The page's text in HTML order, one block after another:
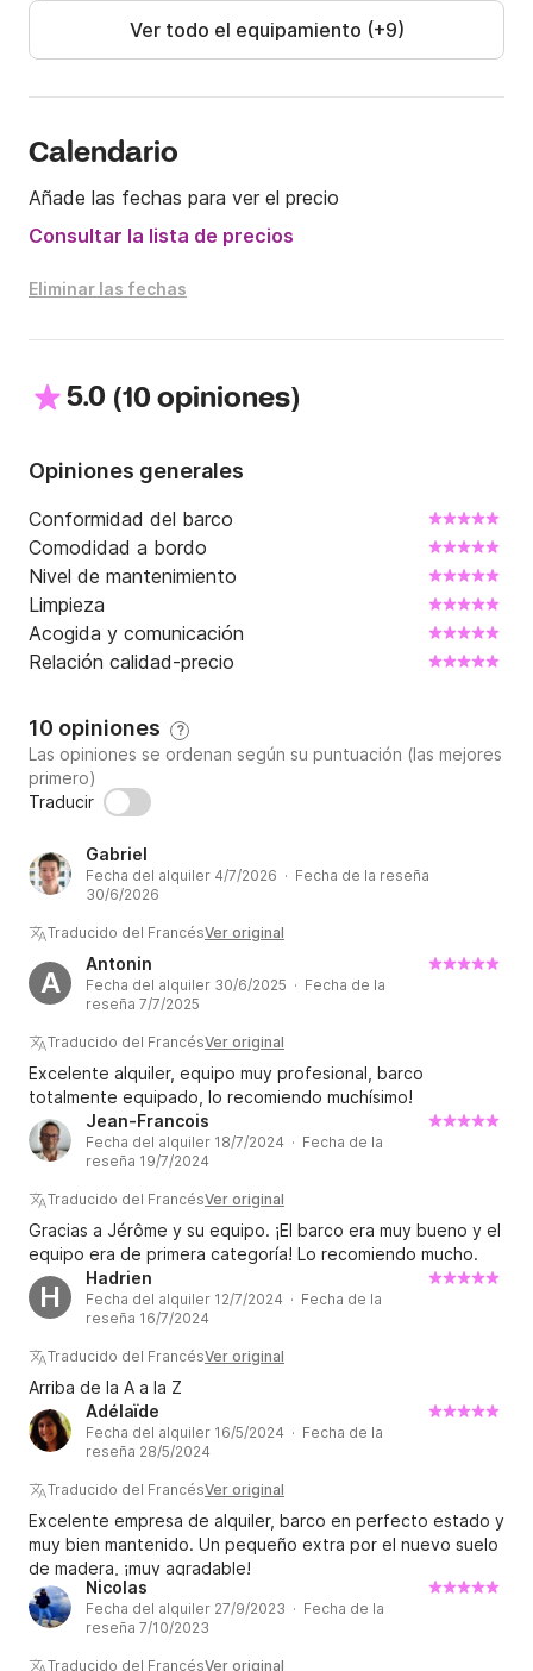
Ver todo el equipamiento (+9)
Calendario
Añade las fechas para ver el precio
Consultar la lista de precios
Eliminar las fechas
5.0 (10 opiniones)
Opiniones generales
Conformidad del barco
Comodidad a bordo
Nivel de mantenimiento
Limpieza
Acogida y comunicación
Relación calidad-precio
10 opiniones ?
Las opiniones se ordenan según su puntuación (las mejores
primero)
Traducir
Gabriel
Fecha del alquiler 4/7/2026 · Fecha de la reseña
30/6/2026
Traducido del FrancésVer original
A
Antonin
Fecha del alquiler 30/6/2025 · Fecha de la
reseña 7/7/2025
Traducido del FrancésVer original
Excelente alquiler, equipo muy profesional, barco
totalmente equipado, lo recomiendo muchísimo!
Jean-Francois
Fecha del alquiler 18/7/2024 · Fecha de la
reseña 19/7/2024
Traducido del FrancésVer original
Gracias a Jérôme y su equipo. ¡El barco era muy bueno y el
equipo era de primera categoría! Lo recomiendo mucho.
H
Hadrien
Fecha del alquiler 12/7/2024 · Fecha de la
reseña 16/7/2024
Traducido del FrancésVer original
Arriba de la A a la Z
Adélaïde
Fecha del alquiler 16/5/2024 · Fecha de la
reseña 28/5/2024
Traducido del FrancésVer original
Excelente empresa de alquiler, barco en perfecto estado y
muy bien mantenido. Un pequeño extra por el nuevo suelo
de madera, ¡muy agradable!
Nicolas
Fecha del alquiler 27/9/2023 · Fecha de la
reseña 7/10/2023
Traducido del FrancésVer original